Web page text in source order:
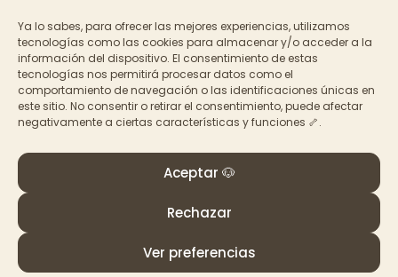
Ya lo sabes, para ofrecer las mejores experiencias, utilizamos
tecnologías como las cookies para almacenar y/o acceder a la
información del dispositivo. El consentimiento de estas
tecnologías nos permitirá procesar datos como el
comportamiento de navegación o las identificaciones únicas en
este sitio. No consentir o retirar el consentimiento, puede afectar
negativamente a ciertas características y funciones 🦴.
Aceptar 🐶
Rechazar
Ver preferencias
Acceder a los cursos
Contacto
Términos y Condiciones–Política de privacidad y